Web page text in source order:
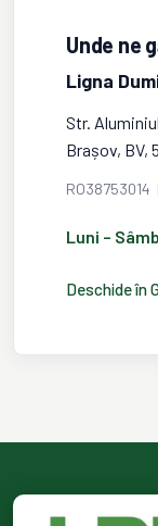
Unde ne
Ligna
Str.
Brașov, BV,
Luni –
Deschide în